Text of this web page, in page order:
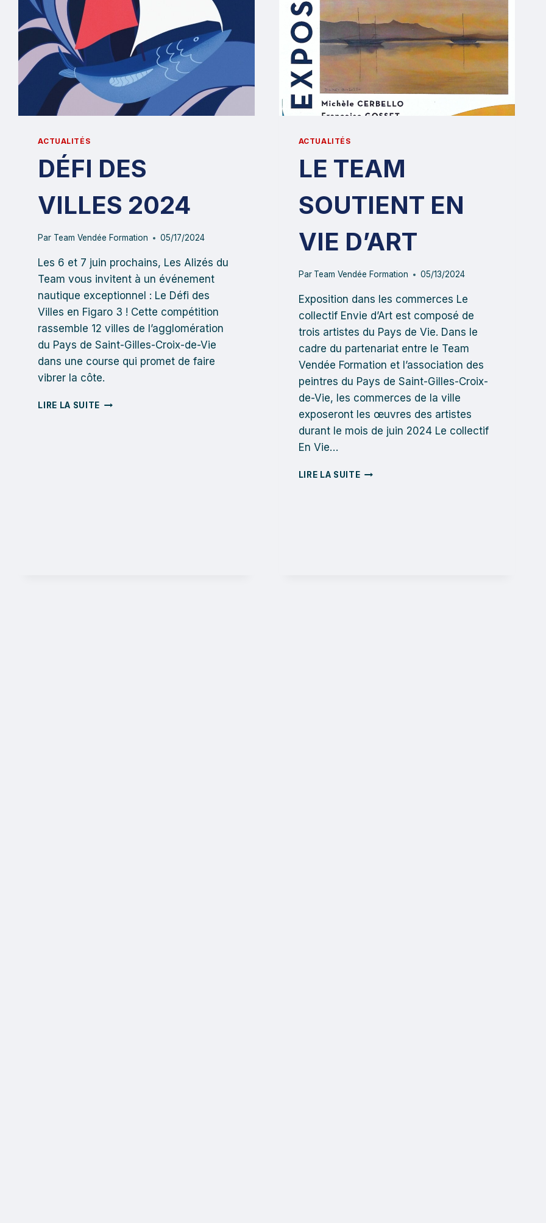
COURSE
LARGE
ACTUALITÉS
DÉFI DES
VILLES 2024
Par Team Vendée Formation 05/17/2024
Les 6 et 7 juin prochains, Les Alizés du
Team vous invitent à un événement
nautique exceptionnel : Le Défi des
Villes en Figaro 3 ! Cette compétition
rassemble 12 villes de l’agglomération
du Pays de Saint-Gilles-Croix-de-Vie
dans une course qui promet de faire
vibrer la côte.
LIRE LA SUITE DÉFI
ACTUALITÉS
LE TEAM
SOUTIENT EN
VIE D’ART
Par Team Vendée Formation 05/13/2024
Exposition dans les commerces Le
collectif Envie d’Art est composé de
trois artistes du Pays de Vie. Dans le
cadre du partenariat entre le Team
Vendée Formation et l’association des
peintres du Pays de Saint-Gilles-Croix-
de-Vie, les commerces de la ville
exposeront les œuvres des artistes
durant le mois de juin 2024 Le collectif
En Vie…
LIRE LA SUITELE